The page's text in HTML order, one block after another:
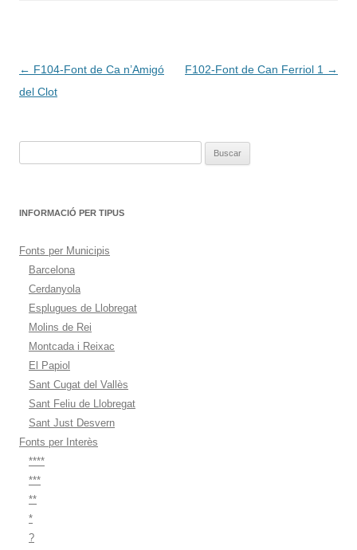
Navegación
de
← F104-Font de Ca n’Amigó
del Clot
F102-Font de Can Ferriol 1 →
INFORMACIÓ PER TIPUS
Fonts per Municipis
Barcelona
Cerdanyola
Esplugues de Llobregat
Molins de Rei
Montcada i Reixac
El Papiol
Sant Cugat del Vallès
Sant Feliu de Llobregat
Sant Just Desvern
Fonts per Interès
****
***
**
*
?